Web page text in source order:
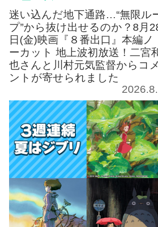
迷い込んだ地下通路…“無限ル
プ”から抜け出せるのか？8月
日(金)映画『８番出口』本編ノ
ーカット 地上波初放送！二宮
也さんと川村元気監督からコメ
ントが寄せられました